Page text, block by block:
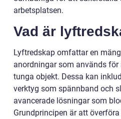
arbetsplatsen.
Vad är
Lyftredskap omfattar en
anordningar som används
tunga objekt. Dessa kan
verktyg som spännband och
avancerade lösningar som
Grundprincipen är att